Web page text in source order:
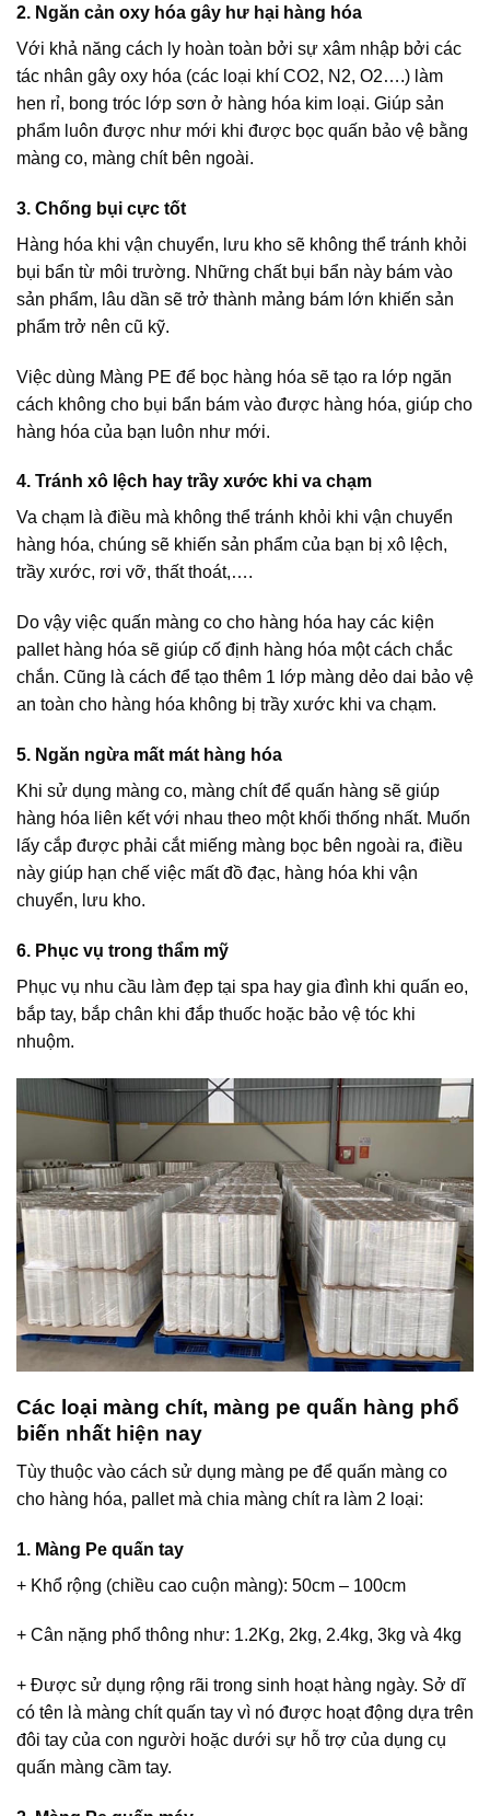
2. Ngăn cản oxy hóa gây hư hại hàng hóa
Với khả năng cách ly hoàn toàn bởi sự xâm nhập bởi các
tác nhân gây oxy hóa (các loại khí CO2, N2, O2….) làm
hen rỉ, bong tróc lớp sơn ở hàng hóa kim loại. Giúp sản
phẩm luôn được như mới khi được bọc quấn bảo vệ bằng
màng co, màng chít bên ngoài.
3. Chống bụi cực tốt
Hàng hóa khi vận chuyển, lưu kho sẽ không thể tránh khỏi
bụi bẩn từ môi trường. Những chất bụi bẩn này bám vào
sản phẩm, lâu dần sẽ trở thành mảng bám lớn khiến sản
phẩm trở nên cũ kỹ.
Việc dùng Màng PE để bọc hàng hóa sẽ tạo ra lớp ngăn
cách không cho bụi bẩn bám vào được hàng hóa, giúp cho
hàng hóa của bạn luôn như mới.
4. Tránh xô lệch hay trầy xước khi va chạm
Va chạm là điều mà không thể tránh khỏi khi vận chuyển
hàng hóa, chúng sẽ khiến sản phẩm của bạn bị xô lệch,
trầy xước, rơi vỡ, thất thoát,….
Do vậy việc quấn màng co cho hàng hóa hay các kiện
pallet hàng hóa sẽ giúp cố định hàng hóa một cách chắc
chắn. Cũng là cách để tạo thêm 1 lớp màng dẻo dai bảo vệ
an toàn cho hàng hóa không bị trầy xước khi va chạm.
5. Ngăn ngừa mất mát hàng hóa
Khi sử dụng màng co, màng chít để quấn hàng sẽ giúp
hàng hóa liên kết với nhau theo một khối thống nhất. Muốn
lấy cắp được phải cắt miếng màng bọc bên ngoài ra, điều
này giúp hạn chế việc mất đồ đạc, hàng hóa khi vận
chuyển, lưu kho.
6. Phục vụ trong thẩm mỹ
Phục vụ nhu cầu làm đẹp tại spa hay gia đình khi quấn eo,
bắp tay, bắp chân khi đắp thuốc hoặc bảo vệ tóc khi
nhuộm.
Các loại màng chít, màng pe quấn hàng phổ
biến nhất hiện nay
Tùy thuộc vào cách sử dụng màng pe để quấn màng co
cho hàng hóa, pallet mà chia màng chít ra làm 2 loại:
1. Màng Pe quấn tay
+ Khổ rộng (chiều cao cuộn màng): 50cm – 100cm
+ Cân nặng phổ thông như: 1.2Kg, 2kg, 2.4kg, 3kg và 4kg
+ Được sử dụng rộng rãi trong sinh hoạt hàng ngày. Sở dĩ
có tên là màng chít quấn tay vì nó được hoạt động dựa trên
đôi tay của con người hoặc dưới sự hỗ trợ của dụng cụ
quấn màng cầm tay.